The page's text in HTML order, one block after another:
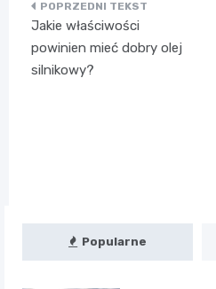
Nawigacja
wpisu
Jakie właściwości
powinien mieć dobry olej
silnikowy?
Popularne